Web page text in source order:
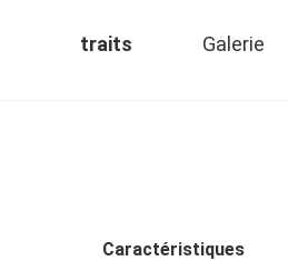
traits Galerie
Caractéristiques